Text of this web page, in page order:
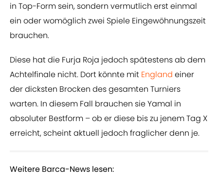
in Top-Form sein, sondern vermutlich erst einmal
ein oder womöglich zwei Spiele Eingewöhnungszeit
brauchen.
Diese hat die Furja Roja jedoch spätestens ab dem
Achtelfinale nicht. Dort könnte mit England einer
der dicksten Brocken des gesamten Turniers
warten. In diesem Fall brauchen sie Yamal in
absoluter Bestform – ob er diese bis zu jenem Tag X
erreicht, scheint aktuell jedoch fraglicher denn je.
Weitere Barca-News lesen: